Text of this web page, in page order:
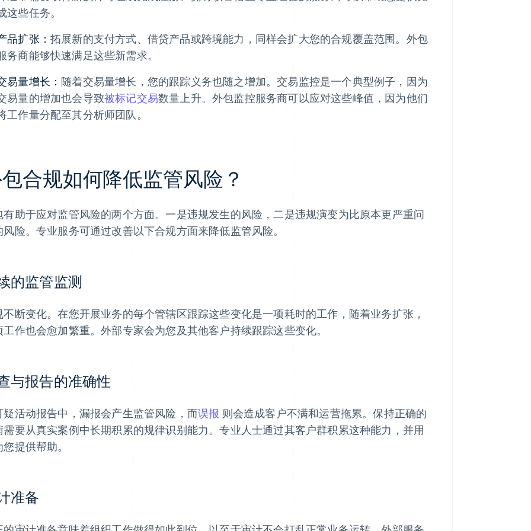
这些任务。
品扩张： 拓展新的支付方式、借贷产品或跨境能力，同样会扩大您的合规覆盖范围。外包
务商能够快速满足这些新需求。
易量增长： 随着交易量增长，您的跟踪义务也随之增加。交易监控是一个典型例子，因为
易量的增加也会导致被标记交易数量上升。外包监控服务商可以应对这些峰值，因为他们
工作量分配至其分析师团队。
合规如何降低监管风险？
有助于应对监管风险的两个方面。一是违规发生的风险，二是违规演变为比原本更严重问
风险。专业服务可通过改善以下合规方面来降低监管风险。
的监管监测
不断变化。在您开展业务的每个管辖区跟踪这些变化是一项耗时的工作，随着业务扩张，
工作也会愈加繁重。外部专家会为您及其他客户持续跟踪这些变化。
与报告的准确性
疑活动报告中，漏报会产生监管风险，而误报 则会造成客户不满和运营拖累。保持正确的
需要从真实案例中长期积累的规律识别能力。专业人士通过其客户群积累这种能力，并用
提供帮助。
准备